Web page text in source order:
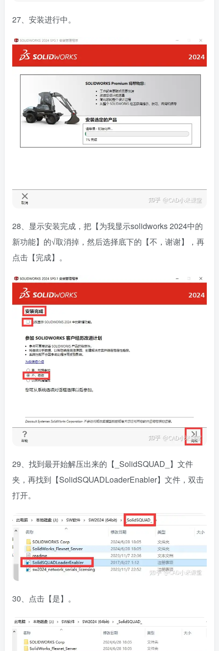
27、安装进行中。
28、显示安装完成，把【为我显示solidworks 2024中的
新功能】的√取消掉，然后选择底下的【不，谢谢】，再
点击【完成】。
29、找到最开始解压出来的【_SolidSQUAD_】文件
夹，再找到【SolidSQUADLoaderEnabler】文件，双击
打开。
30、点击【是】。